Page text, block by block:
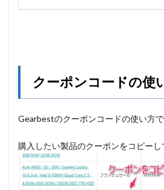
クーポンコードの使
Gearbestのクーポンコードの使い方で
購入したい製品のクーポンをコピーし